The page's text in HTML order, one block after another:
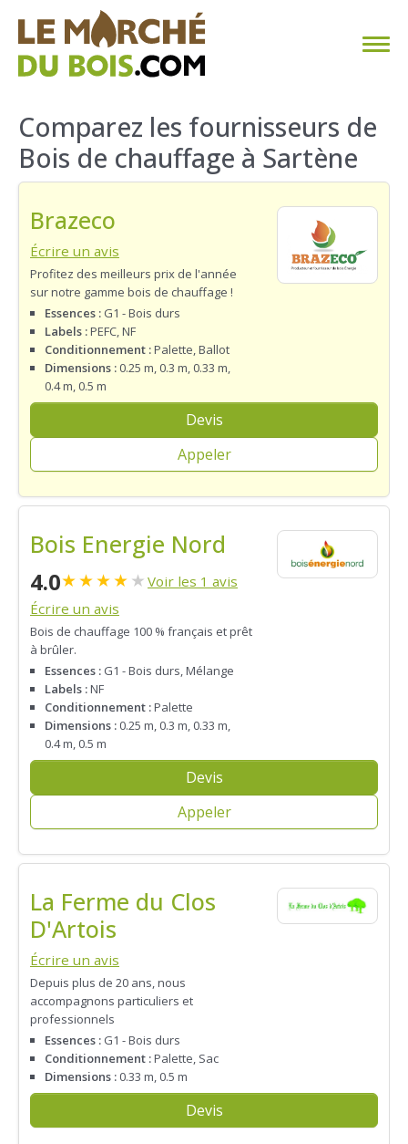
CHAUFFAGE AU BOIS
FAQ
TROUVER SON FOURNISSEUR
BLOG
ESPACE PRO
Comparez les fournisseurs de
Bois de chauffage à Sartène
Brazeco
Écrire un avis
Profitez des meilleurs prix de l'année
sur notre gamme bois de chauffage !
Essences : G1 - Bois durs
Labels :PEFC, NF
Conditionnement :Palette, Ballot
Dimensions : 0.25 m, 0.3 m, 0.33 m,
0.4 m, 0.5 m
Devis
Appeler
Bois Energie Nord
4.0★★★★★ Voir les 1 avis
Écrire un avis
Bois de chauffage 100 % français et prêt
à brûler.
Essences : G1 - Bois durs, Mélange
Labels :NF
Conditionnement :Palette
Dimensions : 0.25 m, 0.3 m, 0.33 m,
0.4 m, 0.5 m
Devis
Appeler
La Ferme du Clos
D'Artois
Écrire un avis
Depuis plus de 20 ans, nous
accompagnons particuliers et
professionnels
Essences : G1 - Bois durs
Conditionnement :Palette, Sac
Dimensions : 0.33 m, 0.5 m
Devis